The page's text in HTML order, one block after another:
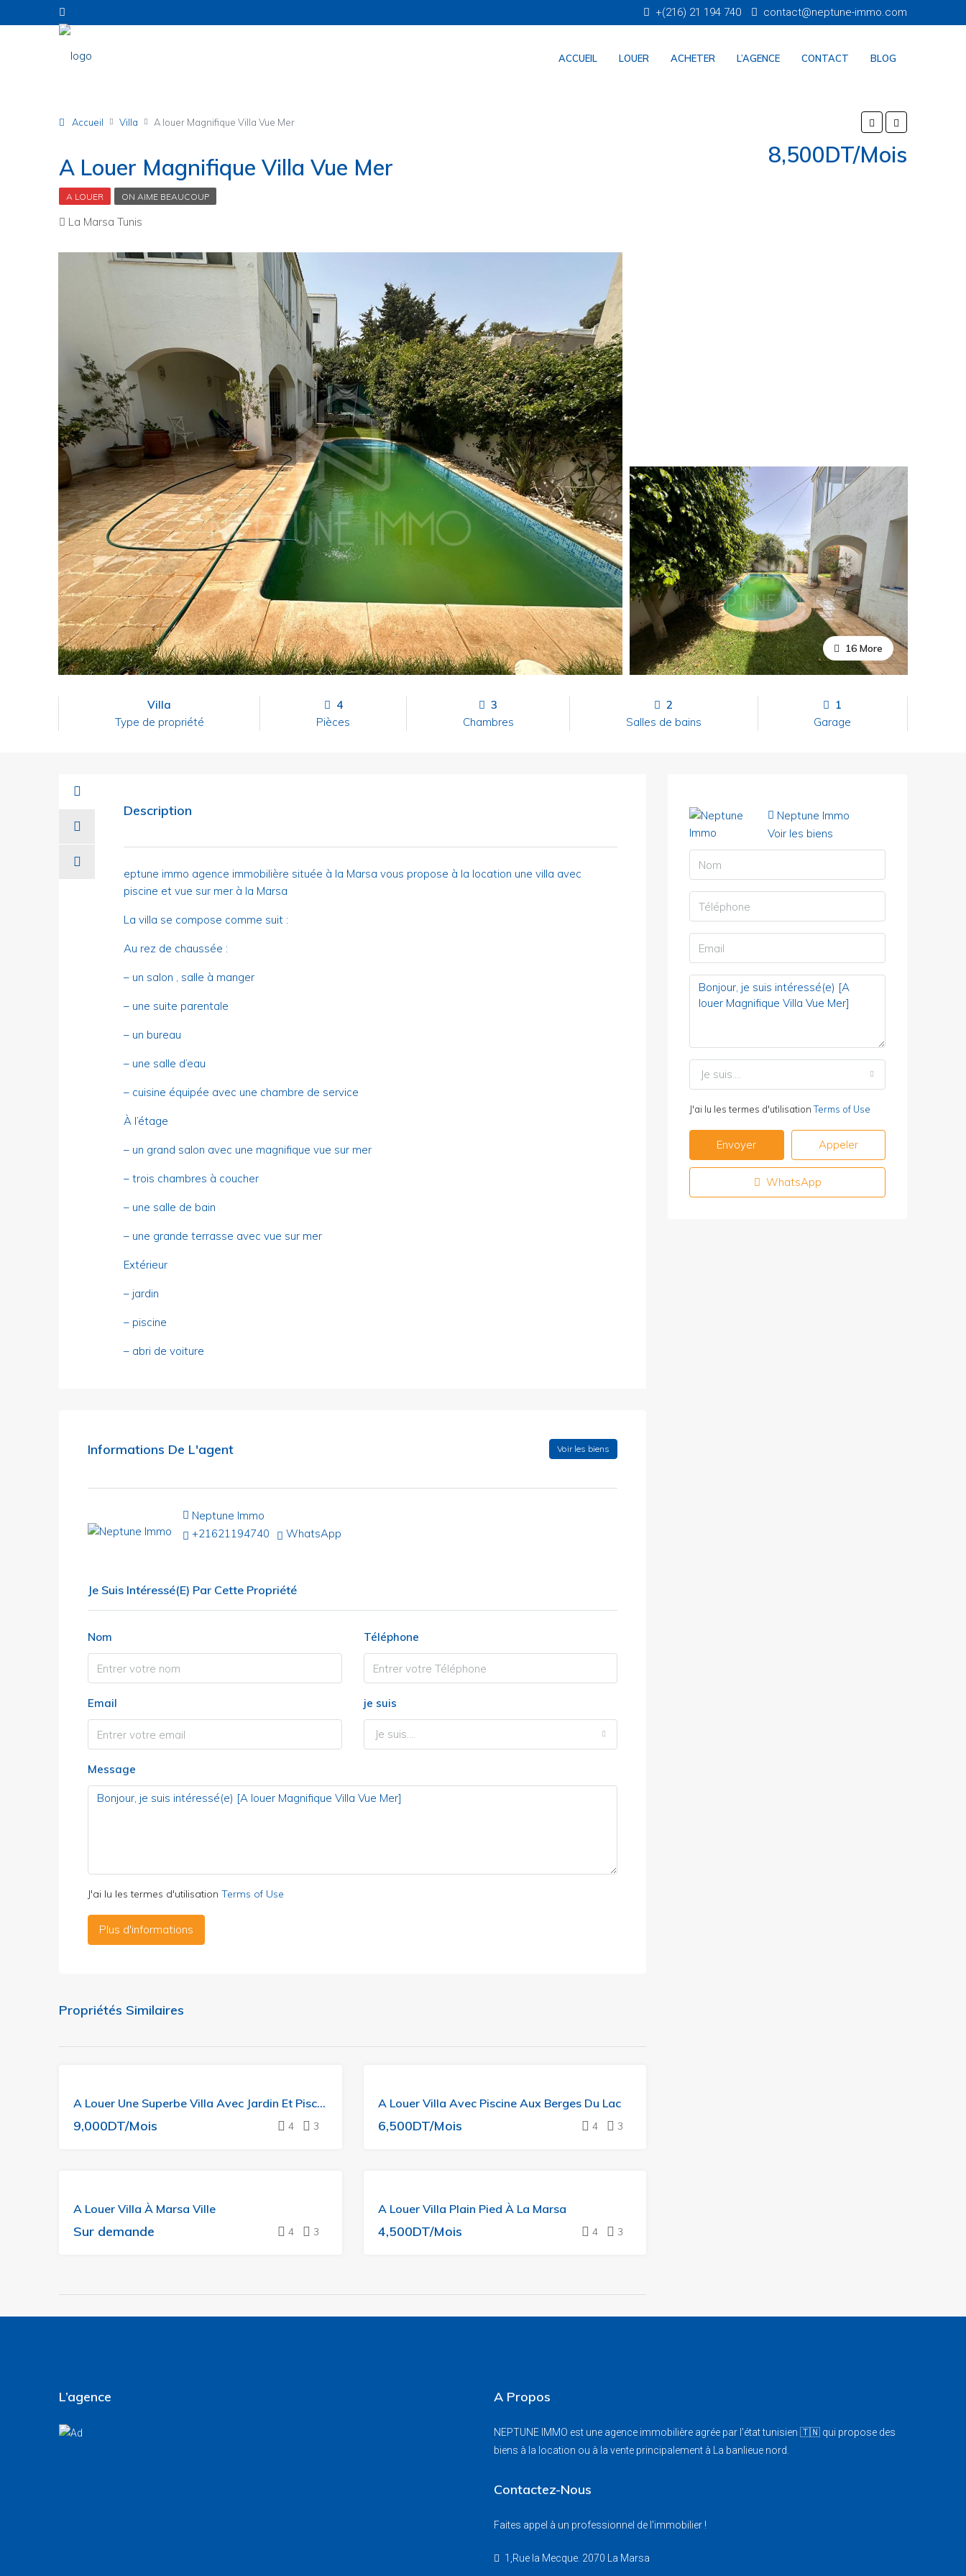
+(216) 21 194 740 contact@neptune-immo.com
ACCUEIL LOUER ACHETER L’AGENCE CONTACT BLOG
Accueil Villa A louer Magnifique Villa Vue Mer
A Louer Magnifique Villa Vue Mer 8,500DT/Mois
A LOUER ON AIME BEAUCOUP
La Marsa Tunis
16 More
Villa
Type de propriété
4
Pièces
3
Chambres
2
Salles de bains
1
Garage
Description
eptune immo agence immobilière située à la Marsa vous propose à la location une villa avec
piscine et vue sur mer à la Marsa
La villa se compose comme suit :
Au rez de chaussée :
– un salon , salle à manger
– une suite parentale
– un bureau
– une salle d’eau
– cuisine équipée avec une chambre de service
À l’étage
– un grand salon avec une magnifique vue sur mer
– trois chambres à coucher
– une salle de bain
– une grande terrasse avec vue sur mer
Extérieur
– jardin
– piscine
– abri de voiture
Informations De L'agent Voir les biens
Neptune Immo
+21621194740
WhatsApp
Je Suis Intéressé(e) Par Cette Propriété
Nom Téléphone
Email je suis
Je suis....
Message
J'ai lu les termes d'utilisation Terms of Use
Plus d'informations
Propriétés Similaires
A Louer Une Superbe Villa Avec Jardin Et Piscine
9,000DT/Mois 4 3
LOUER
A Louer Villa Avec Piscine Aux Berges Du Lac
6,500DT/Mois 4 3
LOUER
A Louer Villa À Marsa Ville
Sur demande 4 3
LOUER
A Louer Villa Plain Pied À La Marsa
4,500DT/Mois 4 3
Neptune Immo
Voir les biens
Je suis....
J'ai lu les termes d'utilisationTerms of Use
Envoyer Appeler
WhatsApp
L’agence A Propos
NEPTUNE IMMO est une agence immobilière agrée par l'état tunisien 🇹🇳 qui propose des
biens à la location ou à la vente principalement à La banlieue nord.
Contactez-Nous
Faites appel à un professionnel de l'immobilier !
1,Rue la Mecque. 2070 La Marsa